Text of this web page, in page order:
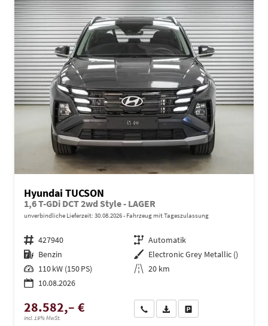
Hyundai TUCSON
1,6 T-GDi DCT 2wd Style - LAGER
unverbindliche Lieferzeit: 30.08.2026 Fahrzeug mit Tageszulassung
Fahrzeugnr. 427940 Getriebe Automatik
Kraftstoff Benzin Außenfarbe Electronic Grey Metallic ()
Leistung 110 kW (150 PS) Kilometerstand 20 km
10.08.2026
28.582,– €
incl. 19% MwSt.
Wir rufen Sie anPDF-Datei, Fahrzeugexposé